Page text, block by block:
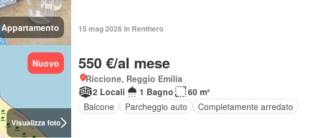
Appartamento 15 mag 2026 in Renthero
Visualizza foto
Nuovo 550 €/al mese
Riccione, Reggio Emilia
2 Locali
1 Bagno
60 m²
Balcone
Parcheggio auto Completamente arredato